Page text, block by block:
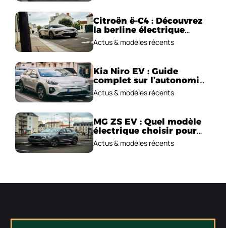
Citroën ë-C4 : Découvrez
la berline électrique
emblématique!
Actus & modèles récents
Kia Niro EV : Guide
complet sur l’autonomie
et le prix !
Actus & modèles récents
MG ZS EV : Quel modèle
électrique choisir pour
2026 ?
Actus & modèles récents